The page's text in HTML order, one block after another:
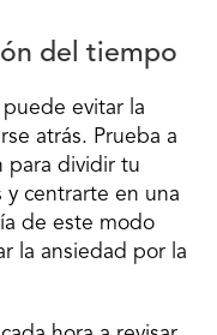
del tiempo
puede evitar la
atrás. Prueba a
para dividir tu
centrarte en una
de este modo
la ansiedad por la